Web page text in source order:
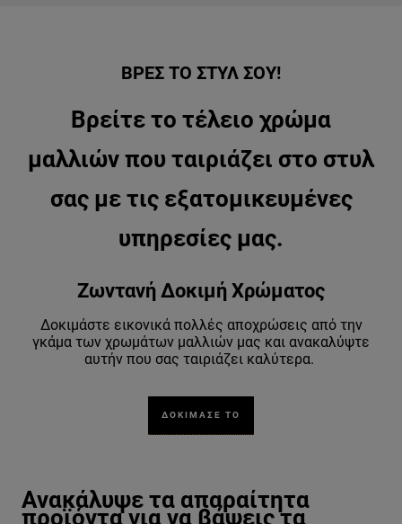
ΒΡΕΣ ΤΟ ΣΤΥΛ ΣΟΥ!
Βρείτε το τέλειο χρώμα
μαλλιών που ταιριάζει στο στυλ
σας με τις εξατομικευμένες
υπηρεσίες μας.
Ζωντανή Δοκιμή Χρώματος
Δοκιμάστε εικονικά πολλές αποχρώσεις από την
γκάμα των χρωμάτων μαλλιών μας και ανακαλύψτε
αυτήν που σας ταιριάζει καλύτερα.
ΔΟΚΙΜΑΣΕ ΤΟ
Ανακάλυψε τα απαραίτητα
προϊόντα για να βάψεις τα